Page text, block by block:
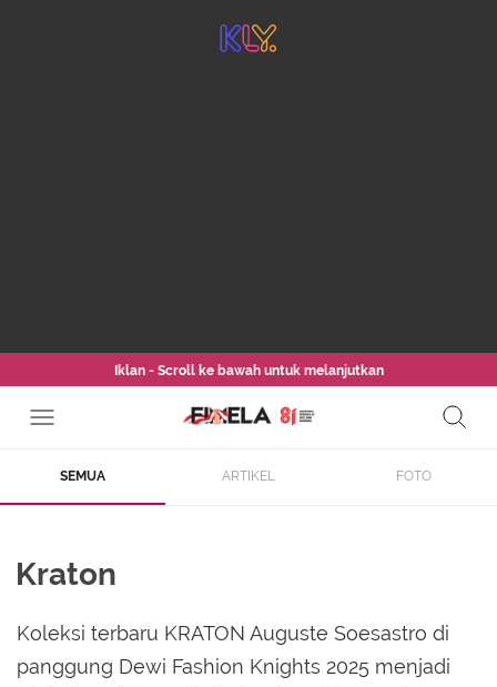
Iklan - Scroll ke bawah untuk melanjutkan
SEMUA ARTIKEL FOTO
Kraton
Koleksi terbaru KRATON Auguste Soesastro di
panggung Dewi Fashion Knights 2025 menjadi